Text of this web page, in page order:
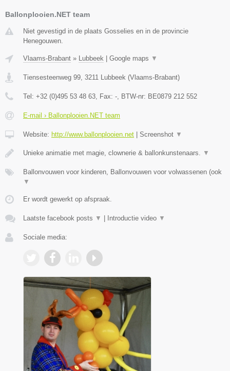
Ballonplooien.NET team
Niet gevestigd in de plaats Gosselies en in de provincie
Henegouwen.
Vlaams-Brabant » Lubbeek Google maps ▼
Tiensesteenweg 99, 3211 Lubbeek (Vlaams-Brabant)
Tel: +32 (0)495 53 48 63, Fax: -, BTW-nr: BE0879 212 552
E-mail › Ballonplooien.NET team
Website: http://www.ballonplooien.net Screenshot ▼
Unieke animatie met magie, clownerie & ballonkunstenaars. ▼
Ballonvouwen voor kinderen, Ballonvouwen voor volwassenen (ook
▼
Er wordt gewerkt op afspraak.
Laatste facebook posts ▼ Introductie video ▼
Sociale media: